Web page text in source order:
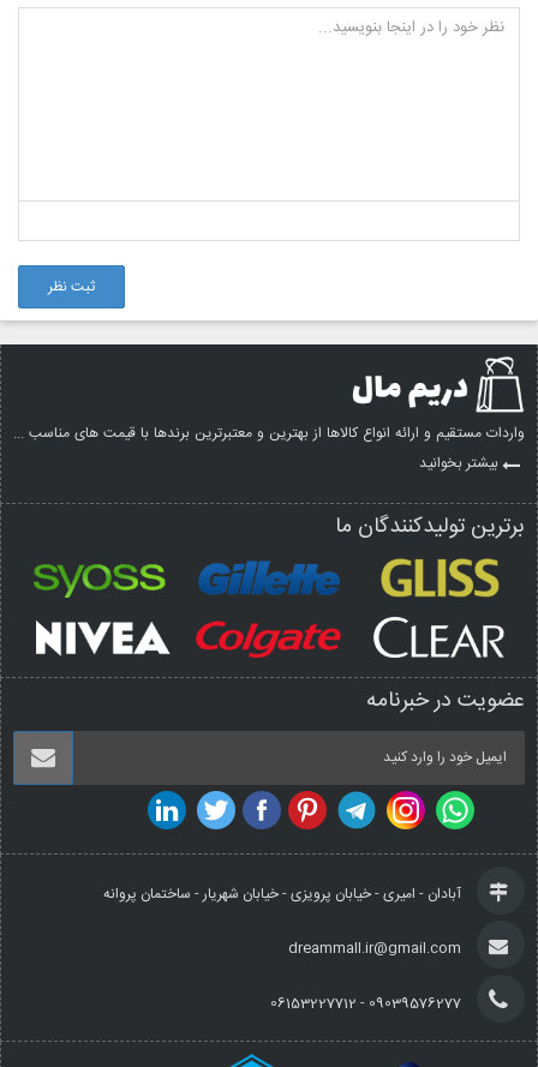
ثبت نظر
واردات مستقیم و ارائه انواع کالاها از بهترین و معتبرترین برندها با قیمت های مناسب ...
بیشتر بخوانید
برترین تولیدکنندگان ما
عضویت در خبرنامه
آبادان - امیری - خیابان پرویزی - خیابان شهریار - ساختمان پروانه
dreammall.ir@gmail.com
09039576277 - 06153227712